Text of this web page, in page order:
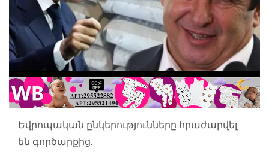
Եվրոպական ընկերությունները հրաժարվել
են գործարքից.